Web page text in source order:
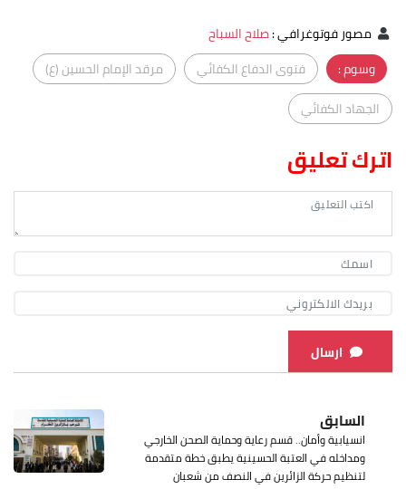
مصور فوتوغرافي:صلاح السباح
وسوم :
فتوى الدفاع الكفائي
مرقد الإمام الحسين (ع)
الجهاد الكفائي
اترك تعليق
ارسال
السابق
انسيابية وأمان.. قسم رعاية وحماية الصحن الخارجي
ومداخله في العتبة الحسينية يطبق خطة متقدمة
لتنظيم حركة الزائرين في النصف من شعبان